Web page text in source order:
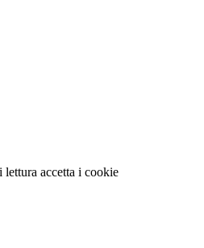
lettura accetta i cookie